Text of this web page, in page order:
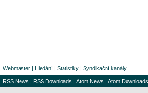
Webmaster | Hledání | Statistiky | Syndikační kanály
RSS News | RSS Downloads | Atom News | Atom Downloads